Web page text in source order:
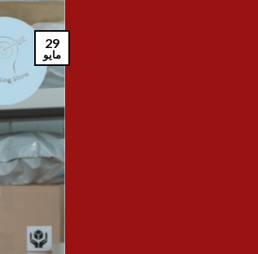
29
مايو